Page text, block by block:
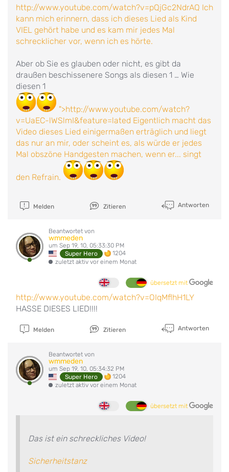
http://www.youtube.com/watch?v=pQjGc2NdrAQ Ich
kann mich erinnern, dass ich dieses Lied als Kind
VIEL gehört habe und es kam mir jedes Mal
schrecklicher vor, wenn ich es hörte.
Aber ob Sie es glauben oder nicht, es gibt da
draußen beschissenere Songs als diesen 1 … Wie
diesen 1
">http://www.youtube.com/watch?
v=UaEC-lWSlmI&feature=lated Eigentlich macht das
Video dieses Lied einigermaßen erträglich und liegt
das nur an mir, oder scheint es, als würde er jedes
Mal obszöne Handgesten machen, wenn er... singt
den Refrain.
Melden Zitieren Antworten
Beantwortet von
wmmeden
um Sep 19, 10, 05:33:30 PM
Super Hero
1204
zuletzt aktiv vor einem Monat
übersetzt mit
http://www.youtube.com/watch?v=OIqMflhH1LY
HASSE DIESES LIED!!!!
Melden Zitieren Antworten
Beantwortet von
wmmeden
um Sep 19, 10, 05:34:32 PM
Super Hero
1204
zuletzt aktiv vor einem Monat
übersetzt mit
Das ist ein schreckliches Video!
Sicherheitstanz